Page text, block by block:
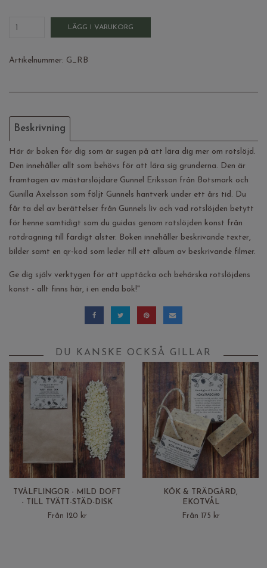
LÄGG I VARUKORG
Artikelnummer: G_RB
Beskrivning
Här är boken för dig som är sugen på att lära dig mer om rotslöjd.
Den innehåller allt som behövs för att lära sig grunderna. Den är
framtagen av mästarslöjdare Gunnel Eriksson från Botsmark och
Gunilla Axelsson som följt Gunnels hantverk under ett års tid. Du
får ta del av berättelser från Gunnels liv och vad rotslöjden betytt
för henne samtidigt som du guidas genom rotslöjden konst från
rotdragning till färdigt alster. Boken innehåller beskrivande texter,
bilder samt en qr-kod som leder till ett album av beskrivande filmer.
Ge dig själv verktygen för att upptäcka och behärska rotslöjdens
konst - allt finns här, i en enda bok!"
DU KANSKE OCKSÅ GILLAR
TVÅLFLINGOR - MILD DOFT
- TILL TVÄTT-STÄD-DISK
Från 120 kr
KÖK & TRÄDGÅRD,
EKOTVÅL
Från 175 kr